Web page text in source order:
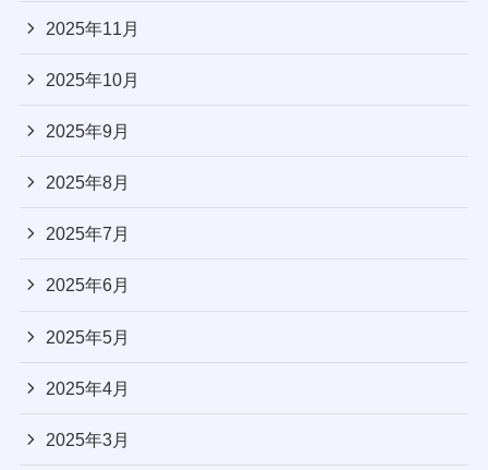
2025年11月
2025年10月
2025年9月
2025年8月
2025年7月
2025年6月
2025年5月
2025年4月
2025年3月